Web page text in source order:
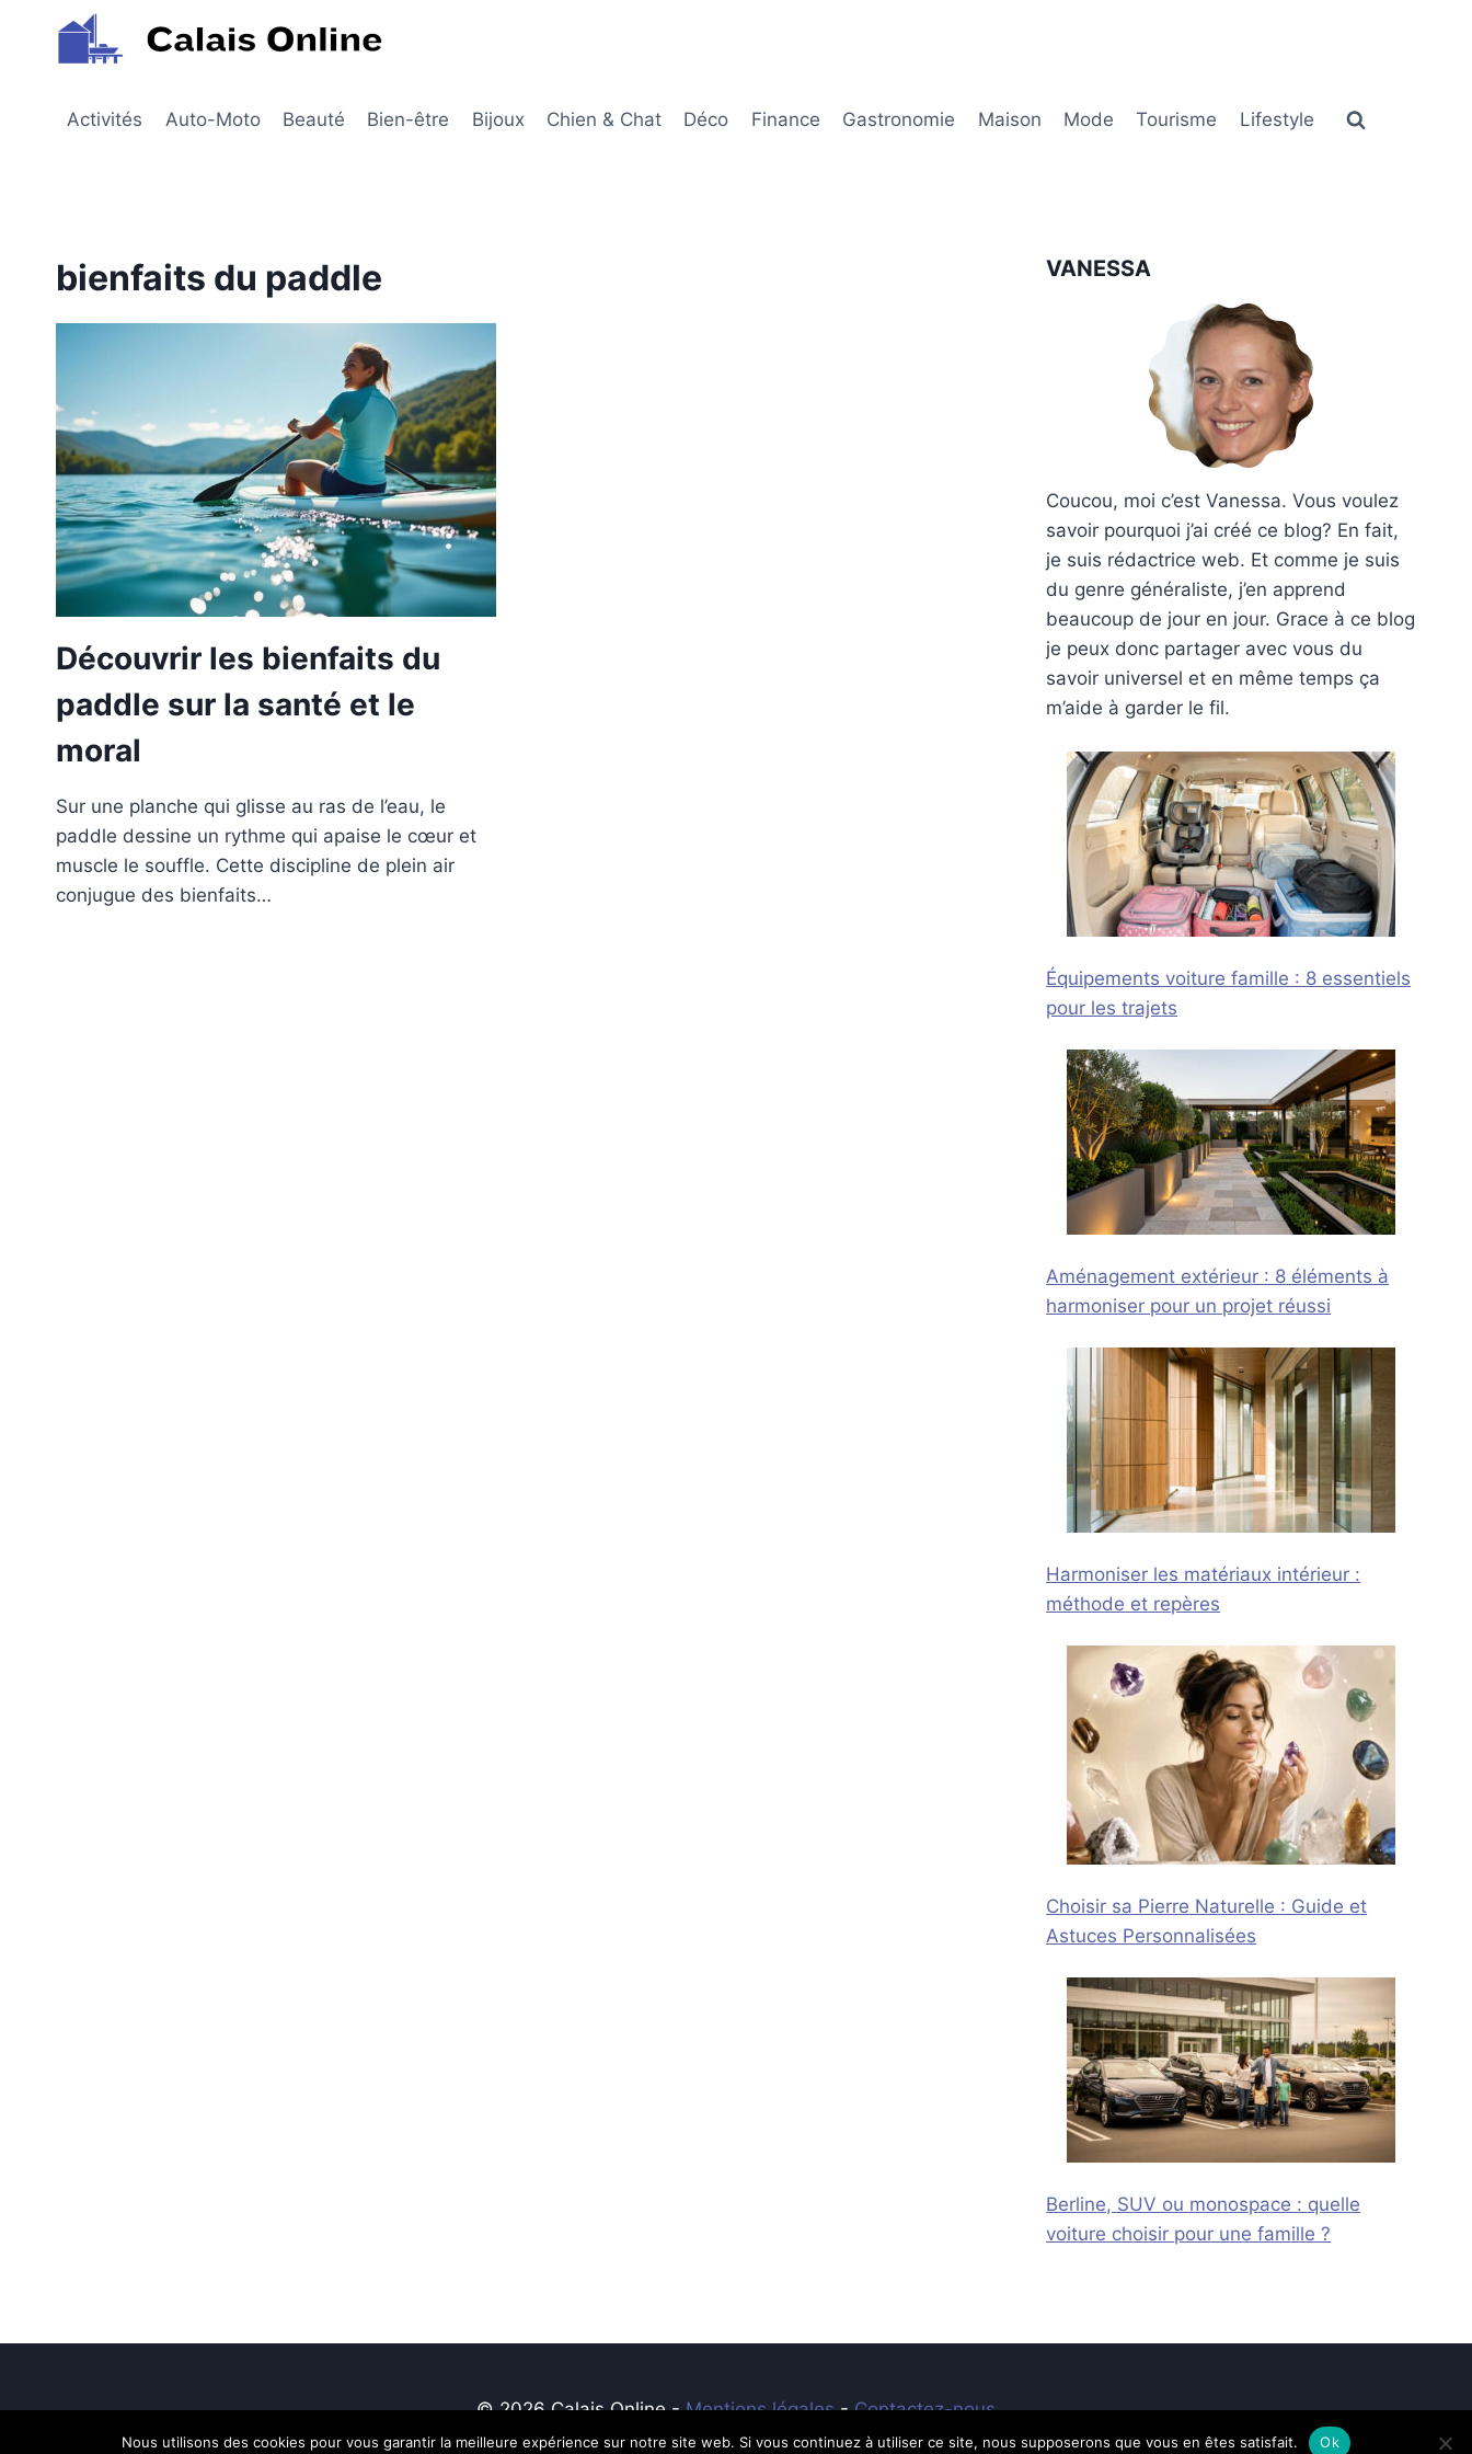
Activités Auto-Moto Beauté Bien-être Bijoux Chien & Chat Déco Finance Gastronomie Maison Mode Tourisme Lifestyle
bienfaits du paddle
Découvrir les bienfaits du
paddle sur la santé et le
moral
Sur une planche qui glisse au ras de l’eau, le
paddle dessine un rythme qui apaise le cœur et
muscle le souffle. Cette discipline de plein air
conjugue des bienfaits…
VANESSA
Coucou, moi c’est Vanessa. Vous voulez
savoir pourquoi j’ai créé ce blog? En fait,
je suis rédactrice web. Et comme je suis
du genre généraliste, j’en apprend
beaucoup de jour en jour. Grace à ce blog
je peux donc partager avec vous du
savoir universel et en même temps ça
m’aide à garder le fil.
Équipements voiture famille : 8 essentiels
pour les trajets
Aménagement extérieur : 8 éléments à
harmoniser pour un projet réussi
Harmoniser les matériaux intérieur :
méthode et repères
Choisir sa Pierre Naturelle : Guide et
Astuces Personnalisées
Berline, SUV ou monospace : quelle
voiture choisir pour une famille ?
© 2026 Calais Online -Mentions légales-Contactez-nous
Nous utilisons des cookies pour vous garantir la meilleure expérience sur notre site web. Si vous continuez à utiliser ce site, nous supposerons que vous en êtes satisfait. Ok